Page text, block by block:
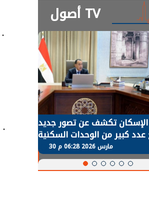
أصول TV
الإسكان تكشف عن تصور جديد
كبير من الوحدات السكنية
بنظام الإيجار 30 مارس 2026 06:28 م